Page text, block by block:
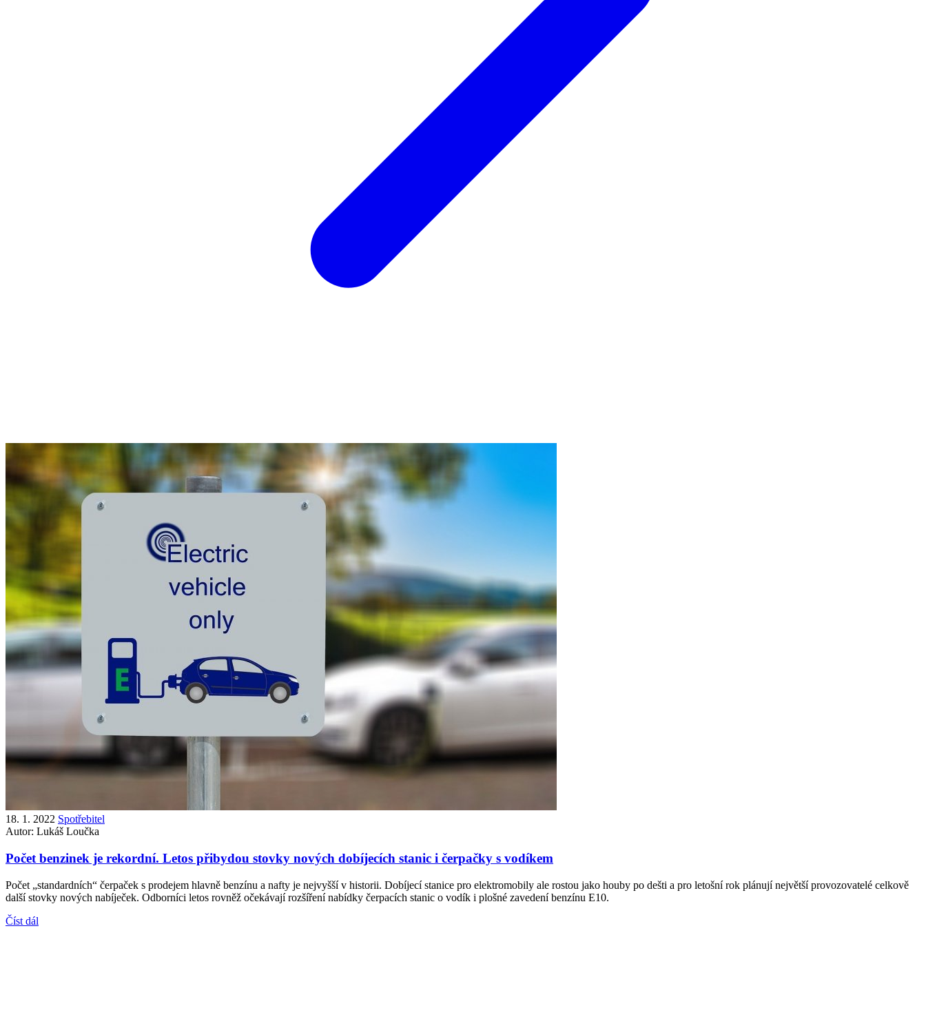
18. 1. 2022 Spotřebitel
Autor: Lukáš Loučka
Počet benzinek je rekordní. Letos přibydou stovky nových dobíjecích stanic i čerpačky s vodíkem
Počet „standardních“ čerpaček s prodejem hlavně benzínu a nafty je nejvyšší v historii. Dobíjecí stanice pro elektromobily ale rostou jako houby po dešti a pro letošní rok plánují největší provozovatelé celkově
další stovky nových nabíječek. Odborníci letos rovněž očekávají rozšíření nabídky čerpacích stanic o vodík i plošné zavedení benzínu E10.
Číst dál